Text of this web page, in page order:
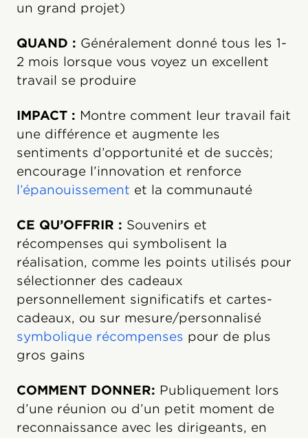
un grand projet)
QUAND : Généralement donné tous les 1-
2 mois lorsque vous voyez un excellent
travail se produire
IMPACT : Montre comment leur travail fait
une différence et augmente les
sentiments d’opportunité et de succès;
encourage l’innovation et renforce
l’épanouissement et la communauté
CE QU’OFFRIR : Souvenirs et
récompenses qui symbolisent la
réalisation, comme les points utilisés pour
sélectionner des cadeaux
personnellement significatifs et cartes-
cadeaux, ou sur mesure/personnalisé
symbolique récompenses pour de plus
gros gains
COMMENT DONNER: Publiquement lors
d’une réunion ou d’un petit moment de
reconnaissance avec les dirigeants, en